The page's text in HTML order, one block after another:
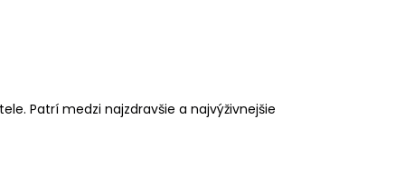
Patrí medzi najzdravšie a najvýživnejšie